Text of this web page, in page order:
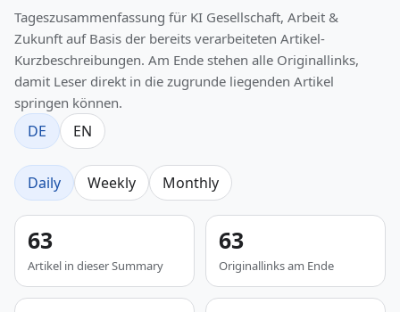
Tageszusammenfassung für KI Gesellschaft, Arbeit &
Zukunft auf Basis der bereits verarbeiteten Artikel-
Kurzbeschreibungen. Am Ende stehen alle Originallinks,
damit Leser direkt in die zugrunde liegenden Artikel
springen können.
DE EN
Daily Weekly Monthly
63
Artikel in dieser Summary
63
Originallinks am Ende